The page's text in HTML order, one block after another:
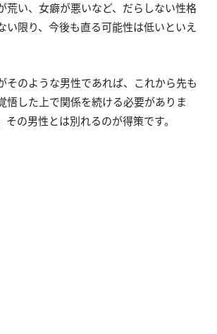
荒い、女癖が悪いなど、だらしない性格
い限り、今後も直る可能性は低いといえ
そのような男性であれば、これから先も
悟した上で関係を続ける必要がありま
その男性とは別れるのが得策です。